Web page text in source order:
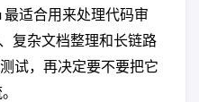
适合用来处理代码审
复杂文档整理和长链路
试，再决定要不要把它